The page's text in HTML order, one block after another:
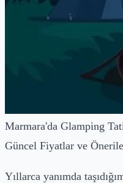
Marmara'da Glamping
Güncel Fiyatlar ve
Yıllarca yanımda